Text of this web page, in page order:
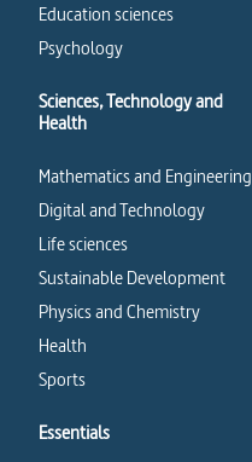
Education sciences
Psychology
Sciences, Technology and
Health
Mathematics and Engineering
Digital and Technology
Life sciences
Sustainable Development
Physics and Chemistry
Health
Sports
Essentials